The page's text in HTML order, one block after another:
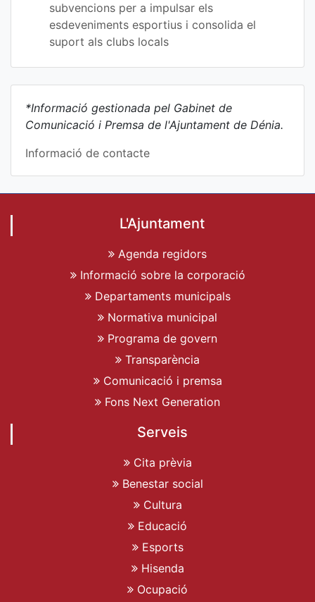
subvencions per a impulsar els
esdeveniments esportius i consolida el
suport als clubs locals
*Informació gestionada pel Gabinet de
Comunicació i Premsa de l'Ajuntament de Dénia.
Informació de contacte
L'Ajuntament
Agenda regidors
Informació sobre la corporació
Departaments municipals
Normativa municipal
Programa de govern
Transparència
Comunicació i premsa
Fons Next Generation
Serveis
Cita prèvia
Benestar social
Cultura
Educació
Esports
Hisenda
Ocupació